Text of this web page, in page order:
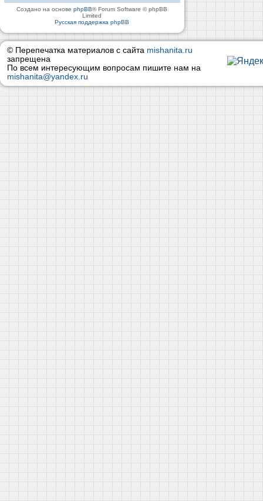
Создано на основеphpBB® Forum Software © phpBB
Limited
Русская поддержка phpBB
© Перепечатка материалов с сайта mishanita.ru
запрещена
По всем интересующим вопросам пишите нам на
mishanita@yandex.ru